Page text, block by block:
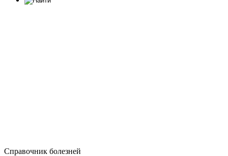
Справочник болезней